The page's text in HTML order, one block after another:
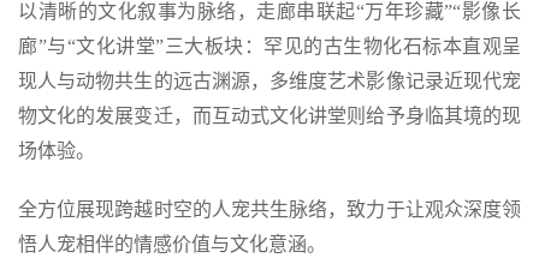
以清晰的文化叙事为脉络，走廊串联起“万年珍藏”“影像长
廊”与“文化讲堂”三大板块：罕见的古生物化石标本直观呈
现人与动物共生的远古渊源，多维度艺术影像记录近现代宠
物文化的发展变迁，而互动式文化讲堂则给予身临其境的现
场体验。
全方位展现跨越时空的人宠共生脉络，致力于让观众深度领
悟人宠相伴的情感价值与文化意涵。